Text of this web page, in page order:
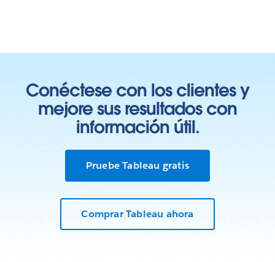
Conéctese con los clientes y
mejore sus resultados con
información útil.
Pruebe Tableau gratis
Comprar Tableau ahora